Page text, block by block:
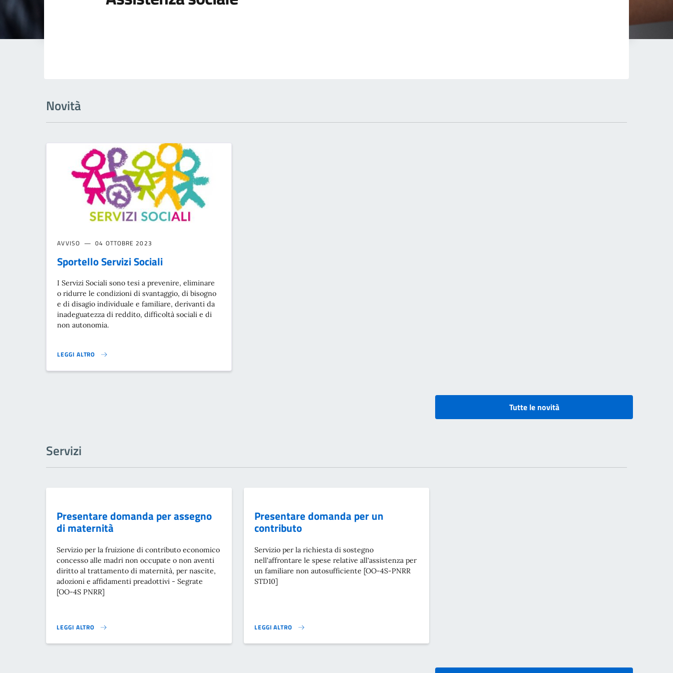
Novità
AVVISO 04 OTTOBRE 2023
Sportello Servizi Sociali
I Servizi Sociali sono tesi a prevenire, eliminare
o ridurre le condizioni di svantaggio, di bisogno
e di disagio individuale e familiare, derivanti da
inadeguatezza di reddito, difficoltà sociali e di
non autonomia.
LEGGI ALTRO
SPORTELLO SERVIZI SOCIALI}
Tutte le novità
Servizi
Presentare domanda per assegno
di maternità
Servizio per la fruizione di contributo economico
concesso alle madri non occupate o non aventi
diritto al trattamento di maternità, per nascite,
adozioni e affidamenti preadottivi - Segrate
[OO-4S PNRR]
LEGGI ALTRO
PRESENTARE DOMANDA PER ASSEGNO DI MATERNITÀ}
Presentare domanda per un
contributo
Servizio per la richiesta di sostegno
nell'affrontare le spese relative all'assistenza per
un familiare non autosufficiente [OO-4S-PNRR
STD10]
LEGGI ALTRO
PRESENTARE DOMANDA PER UN CONTRIBUTO}